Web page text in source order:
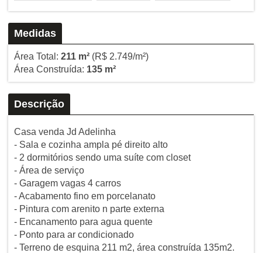
Medidas
Área Total: 211 m²(R$ 2.749/m²)
Área Construída: 135 m²
Descrição
Casa venda Jd Adelinha
- Sala e cozinha ampla pé direito alto
- 2 dormitórios sendo uma suíte com closet
- Área de serviço
- Garagem vagas 4 carros
- Acabamento fino em porcelanato
- Pintura com arenito n parte externa
- Encanamento para agua quente
- Ponto para ar condicionado
- Terreno de esquina 211 m2, área construída 135m2.